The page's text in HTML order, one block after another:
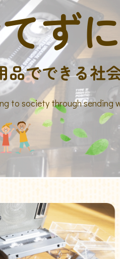
ず
品でできる社
to society through sending